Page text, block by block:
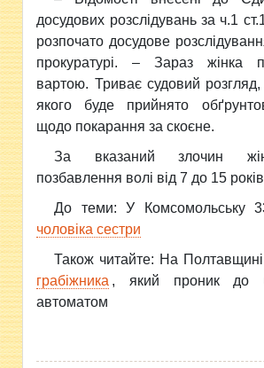
досудових розслідувань за ч.1
розпочато досудове
прокуратурі. – Зараз жінка
вартою. Триває судовий розгляд,
якого буде прийнято
щодо покарання за скоєне.
За вказаний злочин
позбавлення волі від 7 до 15
До теми: У Комсомольську
чоловіка сестри
Також читайте: На Полтавщині
грабіжника , який проник до
автоматом